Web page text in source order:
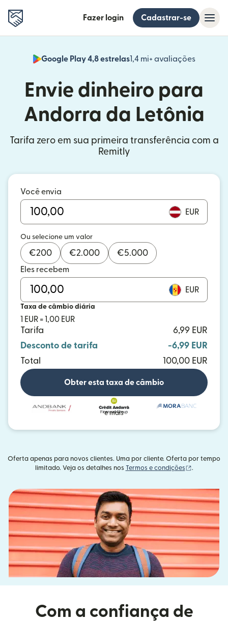
Fazer login Cadastrar-se
Google Play 4,8 estrelas1,4 mi+ avaliações
(abre
Envie dinheiro para
Andorra da Letônia
Tarifa zero em sua primeira transferência com a
Remitly
Você envia
EUR
Ou selecione um valor
€200 €2.000 €5.000
Eles recebem
EUR
Taxa de câmbio diária
1 EUR = 1,00 EUR
Tarifa
6,99 EUR
Desconto de tarifa
-6,99 EUR
Total
100,00 EUR
Obter esta taxa de câmbio
e mais
Oferta apenas para novos clientes. Uma por cliente. Oferta por tempo
limitado. Veja os detalhes nos Termos e condições (abre em
.
Com a confiança de